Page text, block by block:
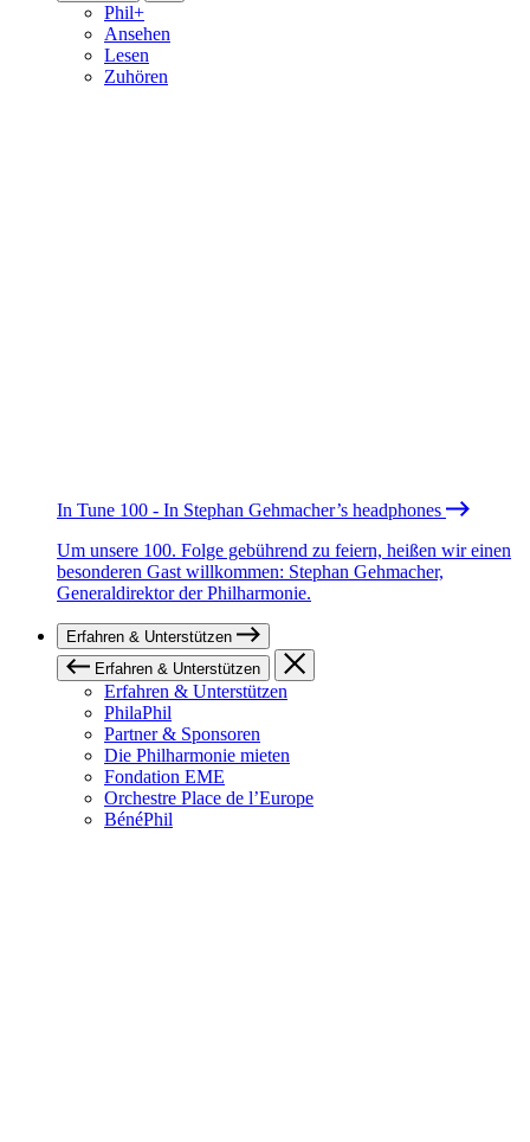
Phil+
Ansehen
Lesen
Zuhören
In Tune 100 - In Stephan Gehmacher’s headphones
Um unsere 100. Folge gebührend zu feiern, heißen wir einen
besonderen Gast willkommen: Stephan Gehmacher,
Generaldirektor der Philharmonie.
Erfahren & Unterstützen
Erfahren & Unterstützen
Erfahren & Unterstützen
PhilaPhil
Partner & Sponsoren
Die Philharmonie mieten
Fondation EME
Orchestre Place de l’Europe
BénéPhil